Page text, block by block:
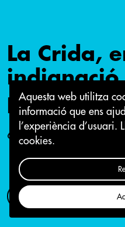
Aquesta web utilitza
informació que ens
l’experiència d’usuari.
cookies.
La Crida,
indignació
propostes:
6 d'abril 2020
Com participar